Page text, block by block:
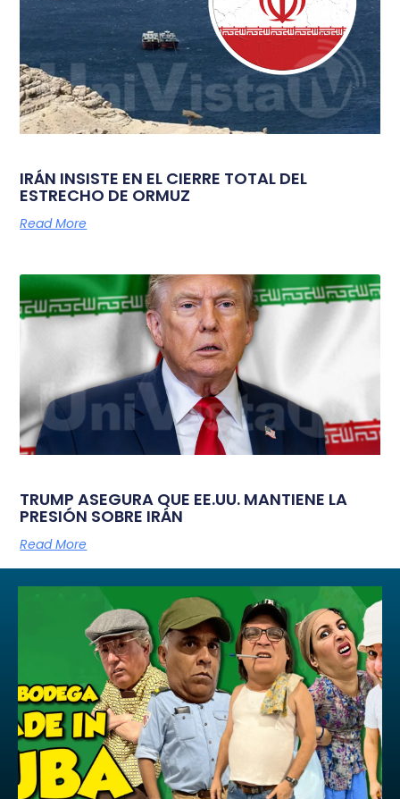
IRÁN INSISTE EN EL CIERRE TOTAL DEL
ESTRECHO DE ORMUZ
Read More
TRUMP ASEGURA QUE EE.UU. MANTIENE LA
PRESIÓN SOBRE IRÁN
Read More